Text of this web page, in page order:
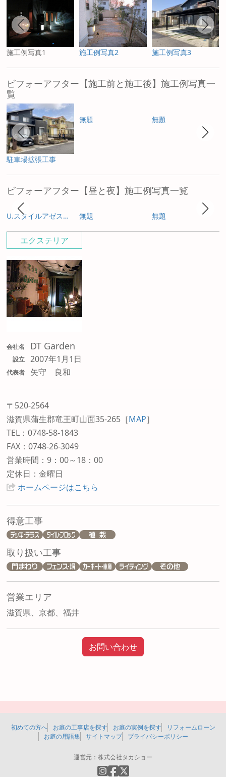
エクステリア
会社名 DT Garden
設立 2007年1月1日
代表者 矢守 良和
〒520-2564
滋賀県蒲生郡竜王町山面35-265 ［MAP］
TEL：0748-58-1843
FAX：0748-26-3049
営業時間：9：00～18：00
定休日：金曜日
ホームページはこちら
得意工事
取り扱い工事
営業エリア
滋賀県、京都、福井
お問い合わせ
施工例写真1 施工例写真2 施工例写真3
ビフォーアフター【施工前と施工後】施工例写真一
覧
駐車場拡張工事
無題 無題
ビフォーアフター【昼と夜】施工例写真一覧
U.スタイルアゼスト プレミアムタイプ 無題 無題
初めての方へ お庭の工事店を探す お庭の実例を探す
リフォームローン
お庭の用語集
サイトマップ プライバシーポリシー
運営元： 株式会社タカショー